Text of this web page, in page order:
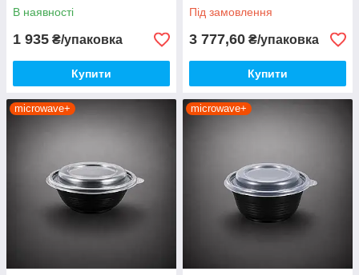
В наявності
1 935 ₴/упаковка
Купити
Під замовлення
3 777,60 ₴/упаковка
Купити
microwave+ microwave+